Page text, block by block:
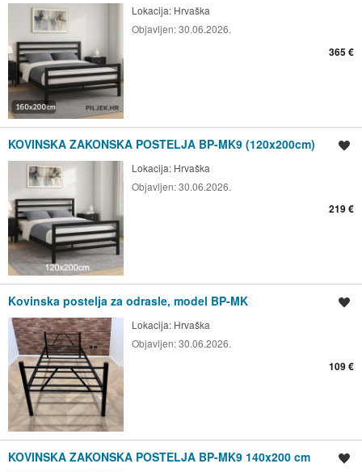
Lokacija: Hrvaška
Objavljen:30.06.2026.
365 €
KOVINSKA ZAKONSKA POSTELJA BP-MK9 (120x200cm)
Lokacija: Hrvaška
Objavljen:30.06.2026.
219 €
Kovinska postelja za odrasle, model BP-MK
Lokacija: Hrvaška
Objavljen:30.06.2026.
109 €
KOVINSKA ZAKONSKA POSTELJA BP-MK9 140x200 cm